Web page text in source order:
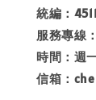
統編：
服務專線
時間：週
信箱：